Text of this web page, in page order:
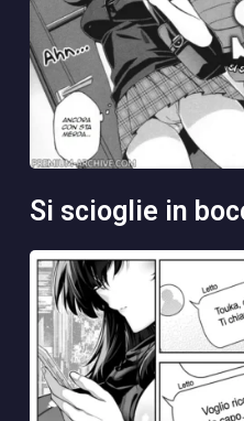
si scioglie in